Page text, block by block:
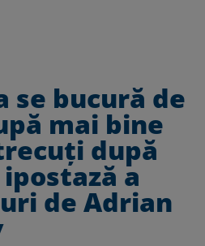
se bucură de
mai bine
după
a
de Adrian